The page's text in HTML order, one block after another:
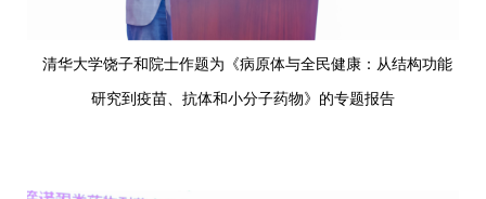
清华大学饶子和院士作题为《病原体与全民健康：从结构功能
研究到疫苗、抗体和小分子药物》的专题报告